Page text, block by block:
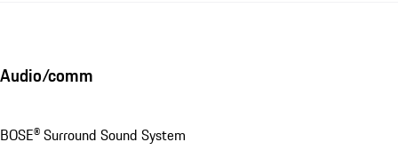
Audio/comm
BOSE® Surround Sound System